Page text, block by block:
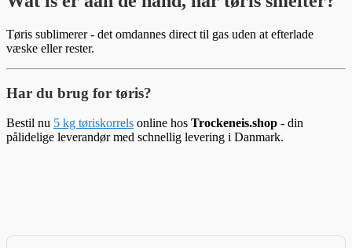
Tøris sublimerer - det omdannes direct til gas uden at efterlade
væske eller rester.
Har du brug for tøris?
Bestil nu 5 kg tøriskorrels online hos Trockeneis.shop - din
pålidelige leverandør med schnellig levering i Danmark.